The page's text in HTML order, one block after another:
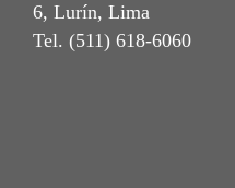
6, Lurín, Lima
Tel. (511) 618-6060